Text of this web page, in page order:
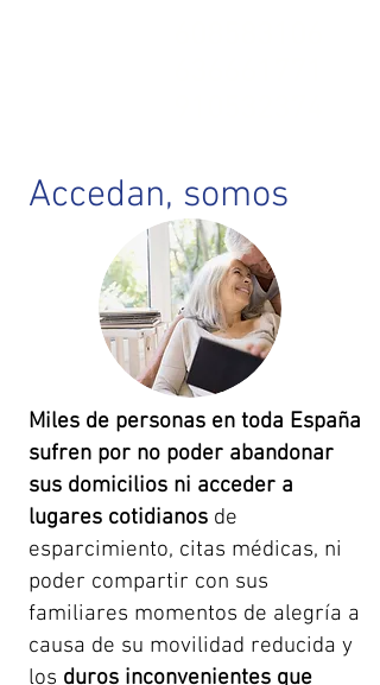
Accedan, somos
Miles de personas en toda España
sufren por no poder abandonar
sus domicilios ni acceder a
lugares cotidianos de
esparcimiento, citas médicas, ni
poder compartir con sus
familiares momentos de alegría a
causa de su movilidad reducida y
los duros inconvenientes que